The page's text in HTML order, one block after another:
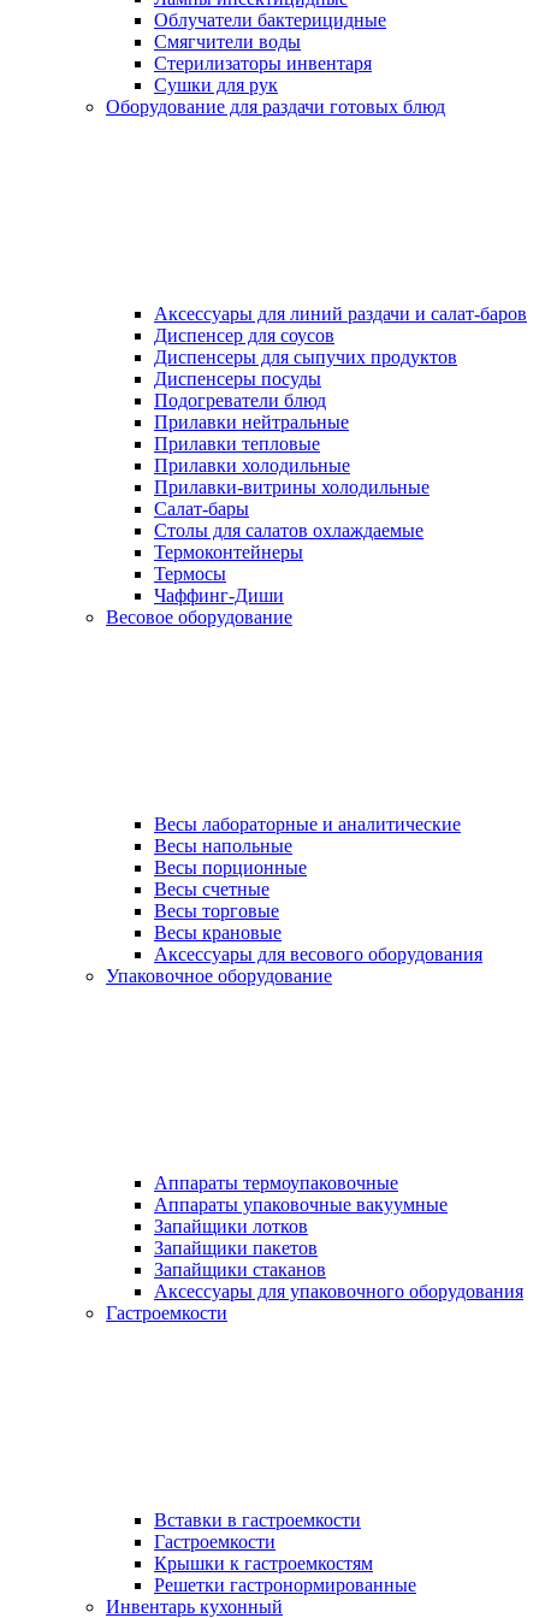
Облучатели бактерицидные
Смягчители воды
Стерилизаторы инвентаря
Сушки для рук
Оборудование для раздачи готовых блюд
Аксессуары для линий раздачи и салат-баров
Диспенсер для соусов
Диспенсеры для сыпучих продуктов
Диспенсеры посуды
Подогреватели блюд
Прилавки нейтральные
Прилавки тепловые
Прилавки холодильные
Прилавки-витрины холодильные
Салат-бары
Столы для салатов охлаждаемые
Термоконтейнеры
Термосы
Чаффинг-Диши
Весовое оборудование
Весы лабораторные и аналитические
Весы напольные
Весы порционные
Весы счетные
Весы торговые
Весы крановые
Аксессуары для весового оборудования
Упаковочное оборудование
Аппараты термоупаковочные
Аппараты упаковочные вакуумные
Запайщики лотков
Запайщики пакетов
Запайщики стаканов
Аксессуары для упаковочного оборудования
Гастроемкости
Вставки в гастроемкости
Гастроемкости
Крышки к гастроемкостям
Решетки гастронормированные
Инвентарь кухонный